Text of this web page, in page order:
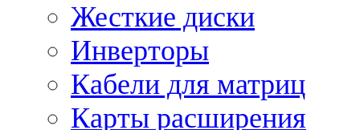
Жесткие диски
Инверторы
Кабели для матриц
Карты расширения